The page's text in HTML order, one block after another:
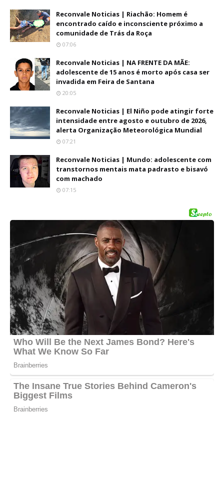
Reconvale Noticias | Riachão: Homem é
encontrado caído e inconsciente próximo a
comunidade de Trás da Roça
07:06
Reconvale Noticias | NA FRENTE DA MÃE:
adolescente de 15 anos é morto após casa ser
invadida em Feira de Santana
20:05
Reconvale Noticias | El Niño pode atingir forte
intensidade entre agosto e outubro de 2026,
alerta Organização Meteorológica Mundial
07:21
Reconvale Noticias | Mundo: adolescente com
transtornos mentais mata padrasto e bisavó
com machado
07:15